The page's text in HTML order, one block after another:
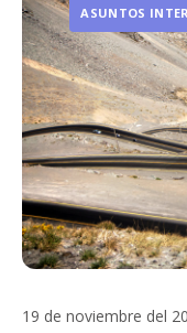
ASUNTOS
19 de noviembre del